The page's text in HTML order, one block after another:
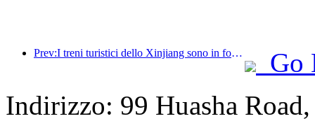
Prev:I treni turistici dello Xinjiang sono in forte espansione, dando impulso all'economia culturale e turistica
Go
Indirizzo: 99 Huasha